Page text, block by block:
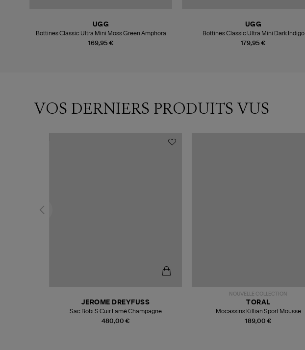
169,95 €
UGG
Bottines Classic Ultra Mini Moss Green Amphora
179,95 €
UGG
Bottines Classic Ultra Mini Dark Indigo
VOS DERNIERS PRODUITS VUS
480,00 €
JEROME DREYFUSS
Sac Bobi S Cuir Lamé Champagne
NOUVELLE COLLECTION
189,00 €
TORAL
Mocassins Killian Sport Mousse